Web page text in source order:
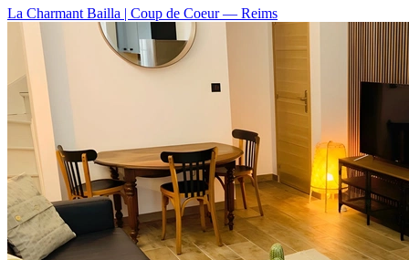
La Charmant Bailla | Coup de Coeur— Reims